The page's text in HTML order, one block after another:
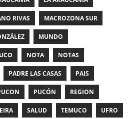
RIVAS MACROZONA SUR
MUNDO
NOTA NOTAS
PADRE LAS CASAS PAIS
PUCÓN REGION
SALUD TEMUCO UFRO